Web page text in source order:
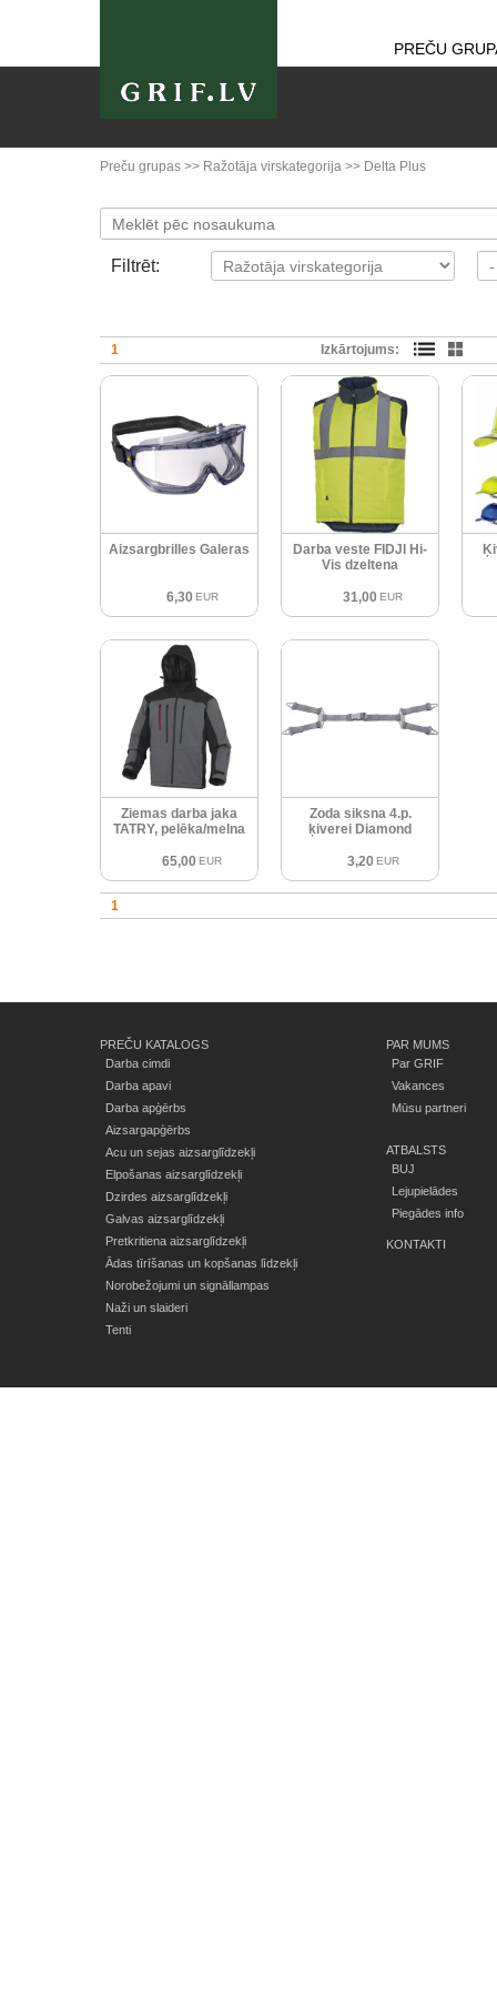
PREČU
Preču grupas >> Ražotāja virskategorija >> Delta Plus
Filtrēt:
1 Izkārtojums:
Aizsargbrilles Galeras
6,30 EUR
Darba veste FIDJI Hi-
Vis dzeltena
31,00 EUR
Ziemas darba jaka
TATRY, pelēka/melna
65,00 EUR
Zoda siksna 4.p.
ķiverei Diamond
3,20 EUR
1
PREČU KATALOGS
Darba cimdi
Darba apavi
Darba apģērbs
Aizsargapģērbs
Acu un sejas aizsarglīdzekļi
Elpošanas aizsarglīdzekļi
Dzirdes aizsarglīdzekļi
Galvas aizsarglīdzekļi
Pretkritiena aizsarglīdzekļi
Ādas tīrīšanas un kopšanas līdzekļi
Norobežojumi un signāllampas
Naži un slaideri
Tenti
PAR MUMS
Par GRIF
Vakances
Mūsu partneri
ATBALSTS
BUJ
Lejupielādes
Piegādes info
KONTAKTI